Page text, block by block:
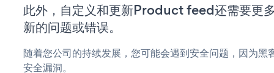
此外，自定义和更新Product feed还需要更
新的问题或错误。
随着您公司的持续发展，您可能会遇到安全问题，因为
安全漏洞。